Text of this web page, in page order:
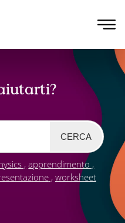
CERCA
apprendimento
worksheet